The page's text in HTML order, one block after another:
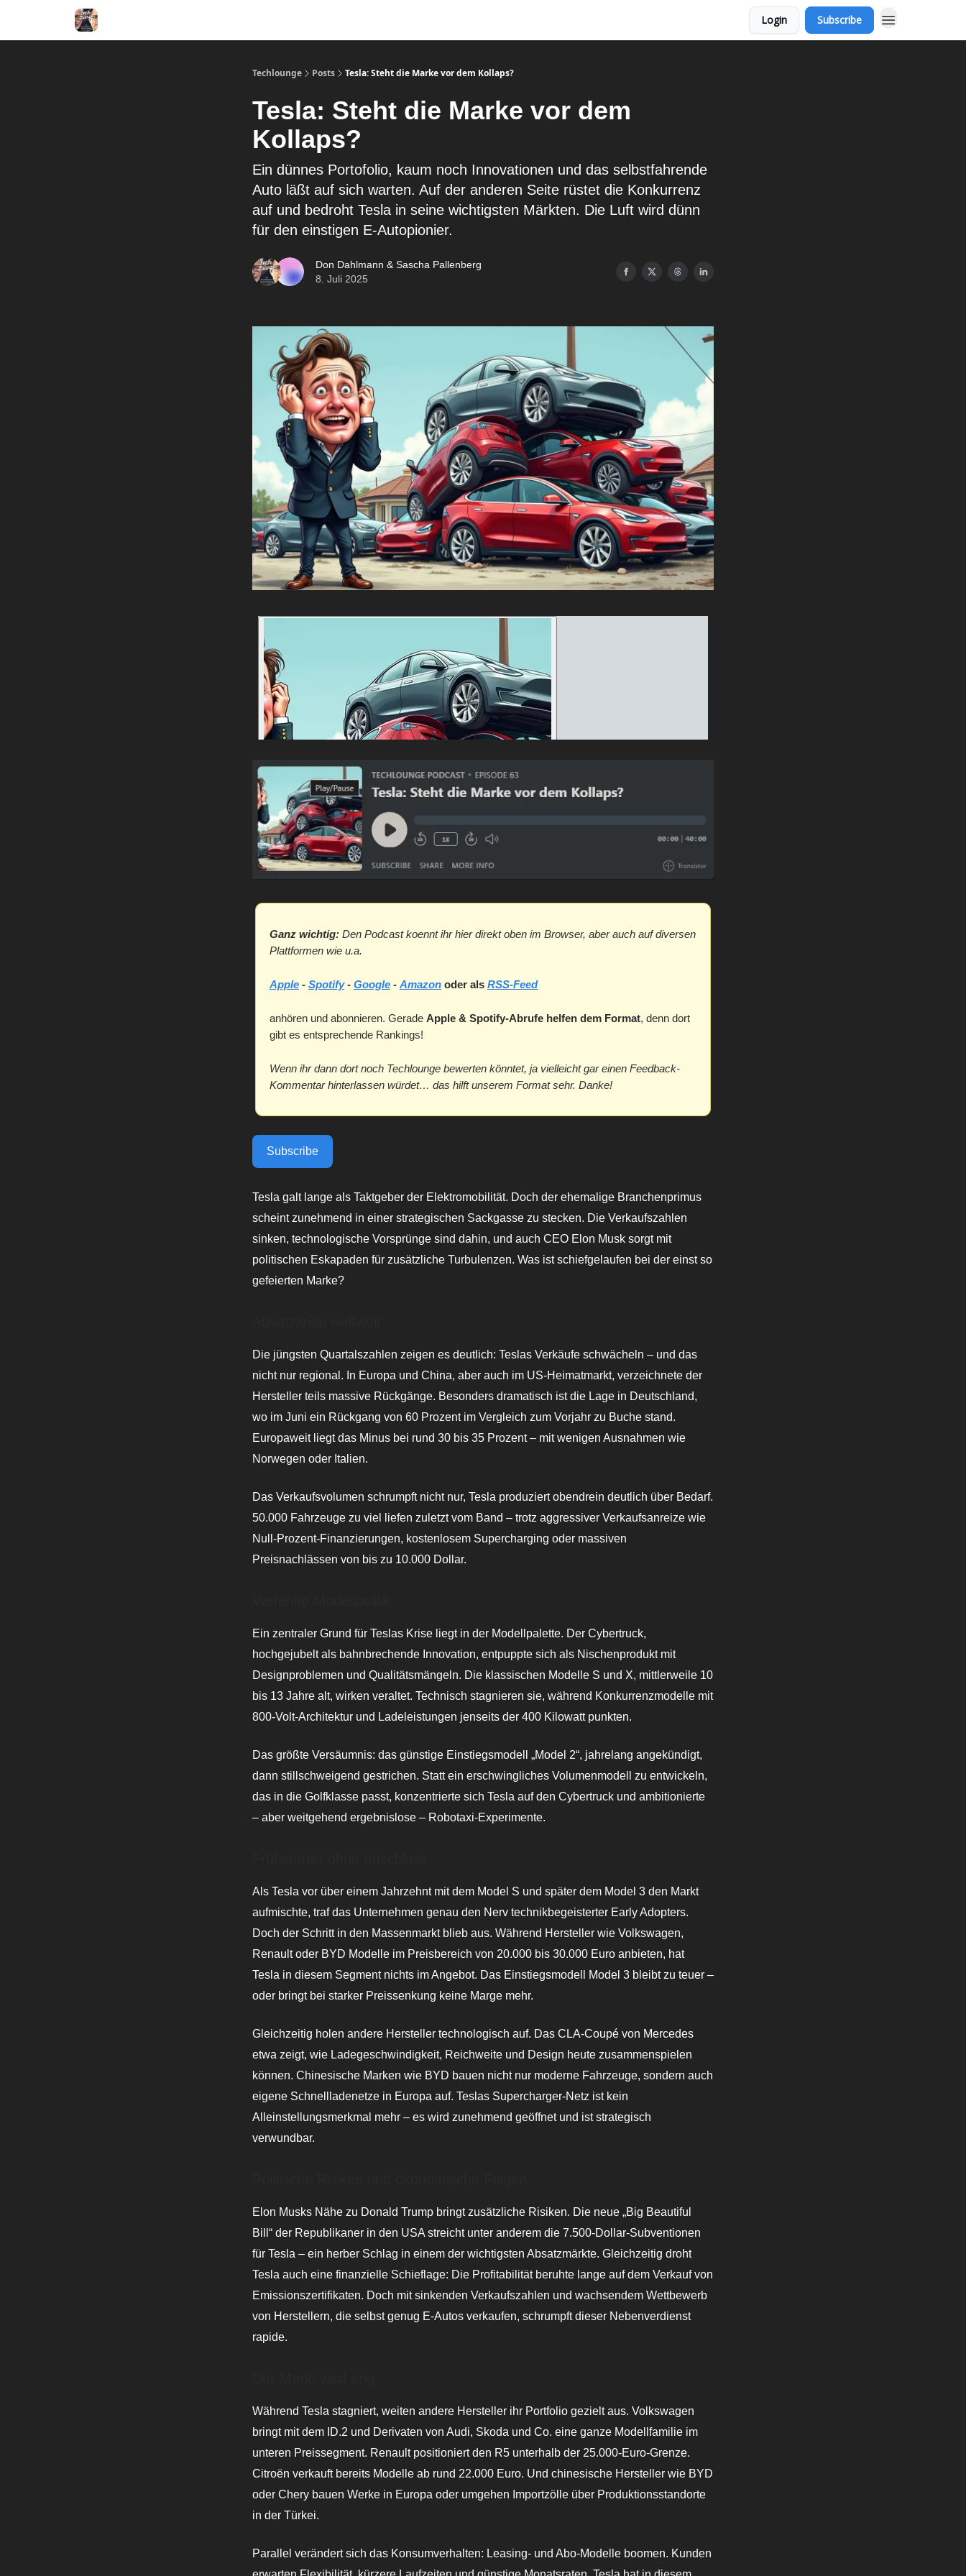
Login Subscribe
Techlounge Posts Tesla: Steht die Marke vor dem Kollaps?
Tesla: Steht die Marke vor dem
Kollaps?
Ein dünnes Portofolio, kaum noch Innovationen und das selbstfahrende
Auto läßt auf sich warten. Auf der anderen Seite rüstet die Konkurrenz
auf und bedroht Tesla in seine wichtigsten Märkten. Die Luft wird dünn
für den einstigen E-Autopionier.
Don Dahlmann & Sascha Pallenberg
8. Juli 2025
Ganz wichtig: Den Podcast koennt ihr hier direkt oben im Browser, aber auch auf diversen
Plattformen wie u.a.
Apple - Spotify- Google - Amazon oder als RSS-Feed
anhören und abonnieren. Gerade Apple & Spotify-Abrufe helfen dem Format, denn dort
gibt es entsprechende Rankings!
Wenn ihr dann dort noch Techlounge bewerten könntet, ja vielleicht gar einen Feedback-
Kommentar hinterlassen würdet… das hilft unserem Format sehr. Danke!
Subscribe
Tesla galt lange als Taktgeber der Elektromobilität. Doch der ehemalige Branchenprimus
scheint zunehmend in einer strategischen Sackgasse zu stecken. Die Verkaufszahlen
sinken, technologische Vorsprünge sind dahin, und auch CEO Elon Musk sorgt mit
politischen Eskapaden für zusätzliche Turbulenzen. Was ist schiefgelaufen bei der einst so
gefeierten Marke?
Die jüngsten Quartalszahlen zeigen es deutlich: Teslas Verkäufe schwächeln – und das
nicht nur regional. In Europa und China, aber auch im US-Heimatmarkt, verzeichnete der
Hersteller teils massive Rückgänge. Besonders dramatisch ist die Lage in Deutschland,
wo im Juni ein Rückgang von 60 Prozent im Vergleich zum Vorjahr zu Buche stand.
Europaweit liegt das Minus bei rund 30 bis 35 Prozent – mit wenigen Ausnahmen wie
Norwegen oder Italien.
Das Verkaufsvolumen schrumpft nicht nur, Tesla produziert obendrein deutlich über Bedarf.
50.000 Fahrzeuge zu viel liefen zuletzt vom Band – trotz aggressiver Verkaufsanreize wie
Null-Prozent-Finanzierungen, kostenlosem Supercharging oder massiven
Preisnachlässen von bis zu 10.000 Dollar.
Ein zentraler Grund für Teslas Krise liegt in der Modellpalette. Der Cybertruck,
hochgejubelt als bahnbrechende Innovation, entpuppte sich als Nischenprodukt mit
Designproblemen und Qualitätsmängeln. Die klassischen Modelle S und X, mittlerweile 10
bis 13 Jahre alt, wirken veraltet. Technisch stagnieren sie, während Konkurrenzmodelle mit
800-Volt-Architektur und Ladeleistungen jenseits der 400 Kilowatt punkten.
Das größte Versäumnis: das günstige Einstiegsmodell „Model 2“, jahrelang angekündigt,
dann stillschweigend gestrichen. Statt ein erschwingliches Volumenmodell zu entwickeln,
das in die Golfklasse passt, konzentrierte sich Tesla auf den Cybertruck und ambitionierte
– aber weitgehend ergebnislose – Robotaxi-Experimente.
Als Tesla vor über einem Jahrzehnt mit dem Model S und später dem Model 3 den Markt
aufmischte, traf das Unternehmen genau den Nerv technikbegeisterter Early Adopters.
Doch der Schritt in den Massenmarkt blieb aus. Während Hersteller wie Volkswagen,
Renault oder BYD Modelle im Preisbereich von 20.000 bis 30.000 Euro anbieten, hat
Tesla in diesem Segment nichts im Angebot. Das Einstiegsmodell Model 3 bleibt zu teuer –
oder bringt bei starker Preissenkung keine Marge mehr.
Gleichzeitig holen andere Hersteller technologisch auf. Das CLA-Coupé von Mercedes
etwa zeigt, wie Ladegeschwindigkeit, Reichweite und Design heute zusammenspielen
können. Chinesische Marken wie BYD bauen nicht nur moderne Fahrzeuge, sondern auch
eigene Schnellladenetze in Europa auf. Teslas Supercharger-Netz ist kein
Alleinstellungsmerkmal mehr – es wird zunehmend geöffnet und ist strategisch
verwundbar.
Elon Musks Nähe zu Donald Trump bringt zusätzliche Risiken. Die neue „Big Beautiful
Bill“ der Republikaner in den USA streicht unter anderem die 7.500-Dollar-Subventionen
für Tesla – ein herber Schlag in einem der wichtigsten Absatzmärkte. Gleichzeitig droht
Tesla auch eine finanzielle Schieflage: Die Profitabilität beruhte lange auf dem Verkauf von
Emissionszertifikaten. Doch mit sinkenden Verkaufszahlen und wachsendem Wettbewerb
von Herstellern, die selbst genug E-Autos verkaufen, schrumpft dieser Nebenverdienst
rapide.
Während Tesla stagniert, weiten andere Hersteller ihr Portfolio gezielt aus. Volkswagen
bringt mit dem ID.2 und Derivaten von Audi, Skoda und Co. eine ganze Modellfamilie im
unteren Preissegment. Renault positioniert den R5 unterhalb der 25.000-Euro-Grenze.
Citroën verkauft bereits Modelle ab rund 22.000 Euro. Und chinesische Hersteller wie BYD
oder Chery bauen Werke in Europa oder umgehen Importzölle über Produktionsstandorte
in der Türkei.
Parallel verändert sich das Konsumverhalten: Leasing- und Abo-Modelle boomen. Kunden